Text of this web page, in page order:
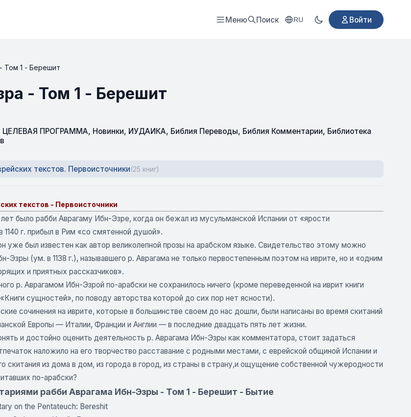
Меню Поиск RU Войти
Том 1 - Берешит
- Том 1 - Берешит
ЦЕЛЕВАЯ ПРОГРАММА, Новинки, ИУДАИКА, Библия Переводы, Библия Комментарии, Библиотека
текстов. Первоисточники(25 книг)
текстов - Первоисточники
было рабби Аврагаму Ибн-Эзре, когда он бежал из мусульманской Испании от «ярости
г. прибыл в Рим «со смятенной душой».
уже был известен как автор великолепной прозы на арабском языке. Свидетельство этому можно
Эзры (ум. в 1138 г.), называвшего р. Аврагама не только первостепенным поэтом на иврите, но и «одним
и приятных рассказчиков».
р. Аврагамом Ибн-Эзрой по-арабски не сохранилось ничего (кроме переведенной на иврит книги
сущностей», по поводу авторства которой до сих пор нет ясности).
сочинения на иврите, которые в большинстве своем до нас дошли, были написаны во время скитаний
Европы — Италии, Франции и Англии — в последние двадцать пять лет жизни.
и достойно оценить деятельность р. Аврагама Ибн-Эзры как комментатора, стоит задаться
наложило на его творчество расставание с родными местами, с еврейской общиной Испании и
скитания из дома в дом, из города в город, из страны в страну,и ощущение собственной чужеродности
по-арабски?
рабби Аврагама Ибн-Эзры - Том 1 - Берешит - Бытие
on the Pentateuch: Bereshit